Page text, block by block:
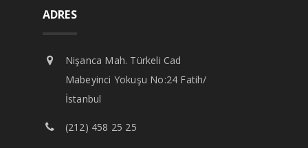
ADRES
Nişanca Mah. Türkeli Cad
Mabeyinci Yokuşu No:24 Fatih/
İstanbul
(212) 458 25 25